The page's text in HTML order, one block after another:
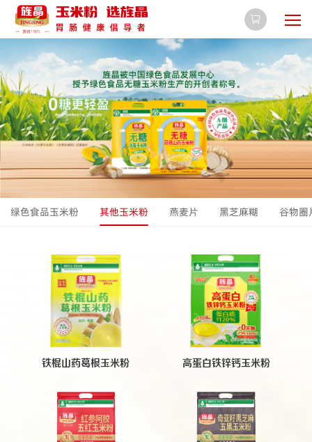

绿色食品玉米粉 其他玉米粉 燕麦片 黑芝麻糊 谷物圈
铁棍山药葛根玉米粉 高蛋白铁锌钙玉米粉